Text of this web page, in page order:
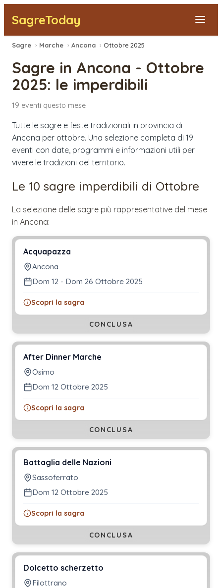
SagreToday
Segnala una sagra
Tutte le Sagre
Vicino a Me
Sagre › Marche › Ancona › Ottobre 2025
Sagre in Ancona - Ottobre
2025: le imperdibili
19 eventi questo mese
Tutte le sagre e feste tradizionali in provincia di
Ancona per ottobre. Una selezione completa di 19
eventi con date, programmi e informazioni utili per
vivere le tradizioni del territorio.
Le 10 sagre imperdibili di Ottobre
La selezione delle sagre più rappresentative del mese
in Ancona:
Acquapazza
Ancona
Dom 12 - Dom 26 Ottobre 2025
Scopri la sagra
CONCLUSA
After Dinner Marche
Osimo
Dom 12 Ottobre 2025
Scopri la sagra
CONCLUSA
Battaglia delle Nazioni
Sassoferrato
Dom 12 Ottobre 2025
Scopri la sagra
CONCLUSA
Dolcetto scherzetto
Filottrano